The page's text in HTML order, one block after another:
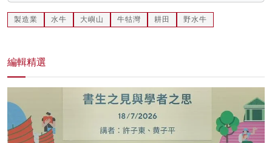
製造業 水牛 大嶼山 牛牯灣 耕田 野水牛
編輯精選